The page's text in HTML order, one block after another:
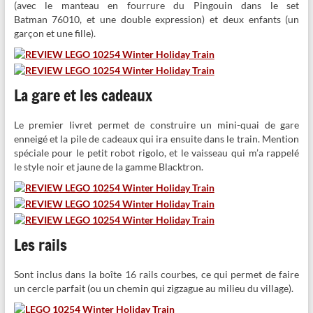
(avec le manteau en fourrure du Pingouin dans le set
Batman 76010, et une double expression) et deux enfants (un
garçon et une fille).
La gare et les cadeaux
Le premier livret permet de construire un mini-quai de gare
enneigé et la pile de cadeaux qui ira ensuite dans le train. Mention
spéciale pour le petit robot rigolo, et le vaisseau qui m’a rappelé
le style noir et jaune de la gamme Blacktron.
Les rails
Sont inclus dans la boîte 16 rails courbes, ce qui permet de faire
un cercle parfait (ou un chemin qui zigzague au milieu du village).